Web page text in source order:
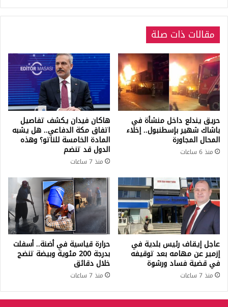
24.03.2023
مقالات ذات صلة
حريق يندلع داخل منشأة في
باشاك شهير بإسطنبول.. إخلاء
المحال المجاورة
منذ 6 ساعات
هاكان فيدان يكشف تفاصيل
اتفاق مكة الدفاعي.. هل يشبه
المادة الخامسة للناتو؟ وهذه
الدول قد تنضم
منذ 7 ساعات
عاجل إيقاف رئيس بلدية في
إزمير عن مهامه بعد توقيفه
في قضية فساد ورشوة
منذ 7 ساعات
حرارة قياسية في أضنة.. أسفلت
بدرجة 200 مئوية وبيضة تنضج
خلال دقائق
منذ 7 ساعات